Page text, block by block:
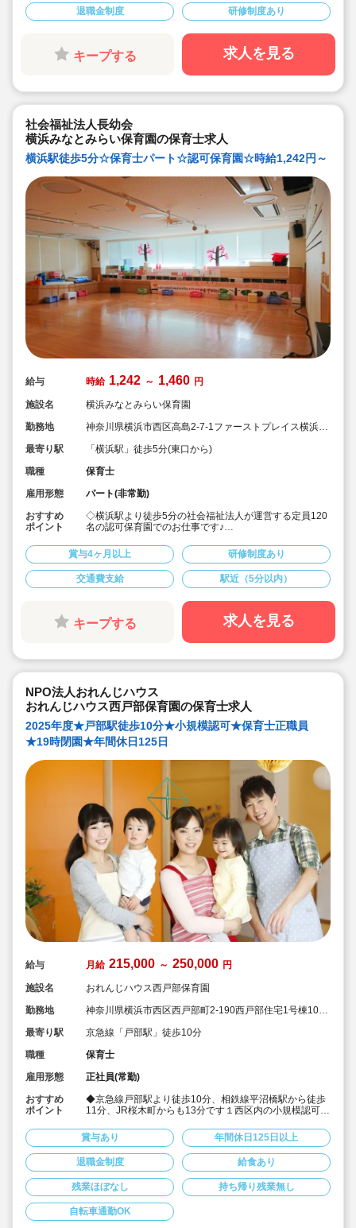
ます！
◇職員の質の向上のために、自治体主催等の外部研修に
◇借り上げ社宅制度あり！相談ください
退職金制度 研修制度あり
キープする 求人を見る
社会福祉法人長幼会
横浜みなとみらい保育園の保育士求人
横浜駅徒歩5分☆保育士パート☆認可保育園☆時給1,242円～
給与 時給 1,242 ～ 1,460 円
施設名
横浜みなとみらい保育園
勤務地
神奈川県横浜市西区高島2-7-1ファーストプレイス横浜
最寄り駅
「横浜駅」徒歩5分(東口から)
職種
保育士
雇用形態
パート(非常勤)
おすすめ
ポイント
◇横浜駅より徒歩5分の社会福祉法人が運営する定員120
名の認可保育園でのお仕事です♪
されます）！
◇時給1,242円（各種手当を含む。交通費は別途支給）〜
早番手当の加算などもあります☆
◇早番か遅番に対応できる方をお待ちしています！開園
も20:30にならないくらい、平均は19:00くらいで終業が
多いです！
◇1日4時間～5時間くらいからご相談可能（8時間以上も
もちろん歓迎）。土曜も月に1回程度勤務できると望まし
能でプライベートとのバランスも取りやすい♪。
賞与4ヶ月以上 研修制度あり
交通費支給 駅近（5分以内）
キープする 求人を見る
NPO法人おれんじハウス
おれんじハウス西戸部保育園の保育士求人
2025年度★戸部駅徒歩10分★小規模認可★保育士正職員
★19時閉園★年間休日125日
給与 月給 215,000 ～ 250,000 円
施設名
おれんじハウス西戸部保育園
勤務地
神奈川県横浜市西区西戸部町2-190西戸部住宅1号棟101
最寄り駅
京急線「戸部駅」徒歩10分
職種
保育士
雇用形態
正社員(常勤)
おすすめ
ポイント
◆京急線戸部駅より徒歩10分、相鉄線平沼橋駅から徒歩
11分、JR桜木町からも13分です１西区内の小規模認可保
◆開園時間7:30ー19:00、0～2歳児の異年齢保育を行っ
ています。定員11名でアットホームな環境です。
◆ひとりひとりの子どもに手厚く、きめ細やかな保育を
したい方にお勧め！「すべてのこどもに"その子らし
さ"を」モットーに、毎日楽しく働いています。
◆産休や育休からの復帰率が高い職場です！ライフステ
ージが変わっても安心して働ける環境が整っています。
◆年間休日125日！土曜勤務の振休あります！賞与や退
職金など手厚い待遇です。
賞与あり 年間休日125日以上
退職金制度 給食あり
残業ほぼなし 持ち帰り残業無し
自転車通勤OK